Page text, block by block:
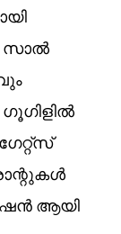
സാൽ
ഗൂഗിളിൽ
ആയി